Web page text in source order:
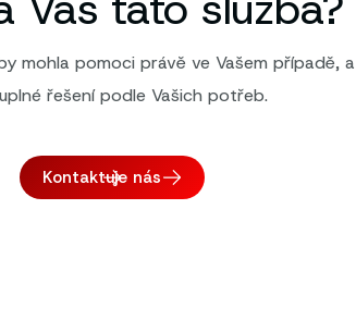
mohla pomoci právě ve Vašem případě,
řešení podle Vašich potřeb.
Kontaktuje nás